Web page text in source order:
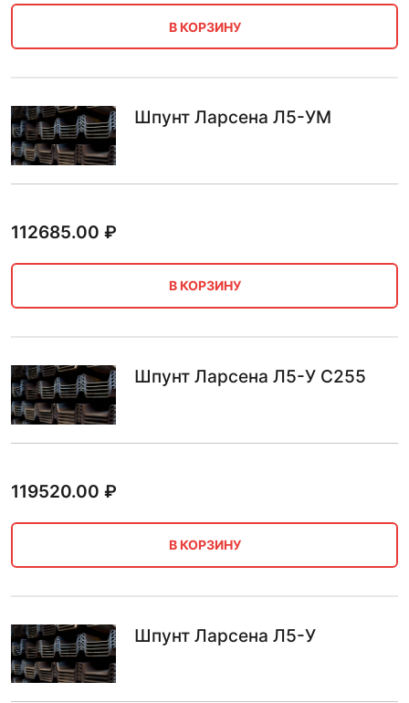
В КОРЗИНУ
Шпунт Ларсена Л5-УМ
112685.00 ₽
В КОРЗИНУ
Шпунт Ларсена Л5-У С255
119520.00 ₽
В КОРЗИНУ
Шпунт Ларсена Л5-У